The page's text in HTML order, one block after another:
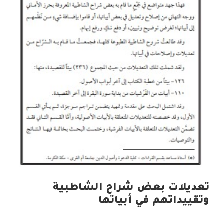
تعديلات بعض شراح الشاطبية
وتقييداتهم في أبياتها